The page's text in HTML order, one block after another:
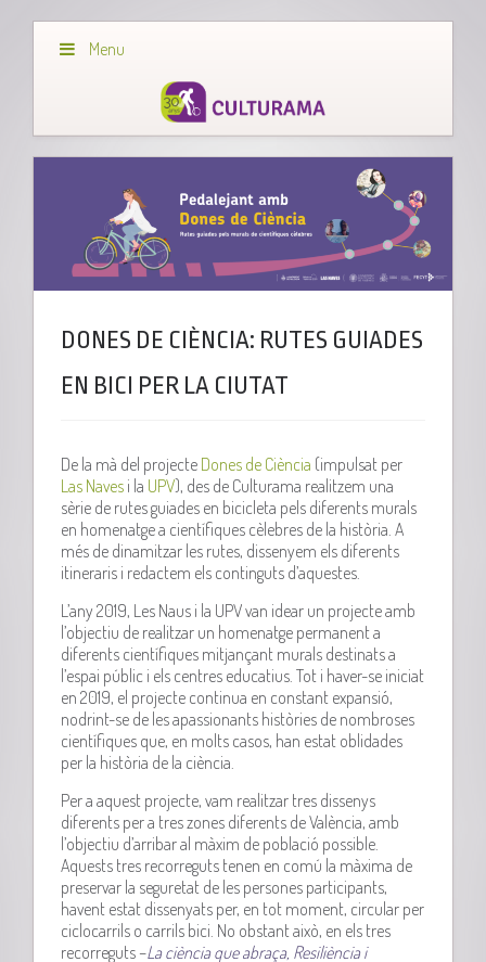
Menu
DONES DE CIÈNCIA: RUTES GUIADES
EN BICI PER LA CIUTAT
De la mà del projecte Dones de Ciència (impulsat per
Las Naves i la UPV), des de Culturama realitzem una
sèrie de rutes guiades en bicicleta pels diferents murals
en homenatge a científiques cèlebres de la història. A
més de dinamitzar les rutes, dissenyem els diferents
itineraris i redactem els continguts d’aquestes.
L’any 2019, Les Naus i la UPV van idear un projecte amb
l’objectiu de realitzar un homenatge permanent a
diferents científiques mitjançant murals destinats a
l’espai públic i els centres educatius. Tot i haver-se iniciat
en 2019, el projecte continua en constant expansió,
nodrint-se de les apassionants històries de nombroses
científiques que, en molts casos, han estat oblidades
per la història de la ciència.
Per a aquest projecte, vam realitzar tres dissenys
diferents per a tres zones diferents de València, amb
l’objectiu d’arribar al màxim de població possible.
Aquests tres recorreguts tenen en comú la màxima de
preservar la seguretat de les persones participants,
havent estat dissenyats per, en tot moment, circular per
ciclocarrils o carrils bici. No obstant això, en els tres
recorreguts –La ciència que abraça, Resiliència i